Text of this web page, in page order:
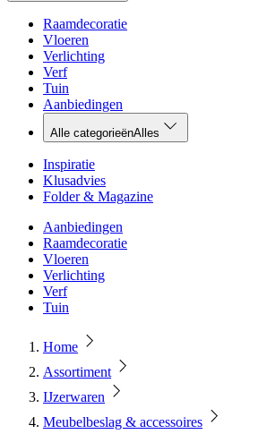
Raamdecoratie
Vloeren
Verlichting
Verf
Tuin
Aanbiedingen
Alle categorieënAlles
Inspiratie
Klusadvies
Folder & Magazine
Aanbiedingen
Raamdecoratie
Vloeren
Verlichting
Verf
Tuin
Home
Assortiment
IJzerwaren
Meubelbeslag & accessoires